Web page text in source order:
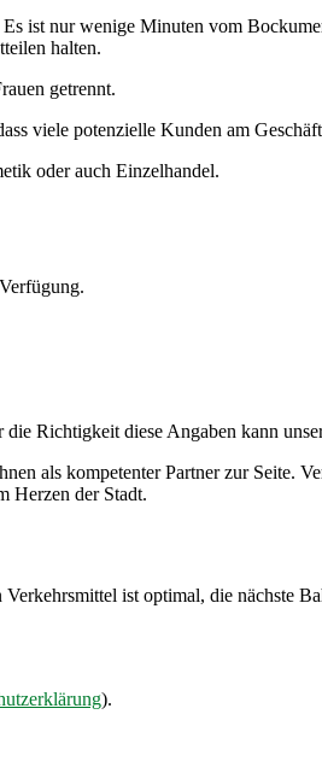
ist nur wenige Minuten vom
halten.
getrennt.
viele potenzielle Kunden am
oder auch Einzelhandel.
Richtigkeit diese Angaben kann
als kompetenter Partner zur Seite.
Herzen der Stadt.
ist optimal, die nächste
).